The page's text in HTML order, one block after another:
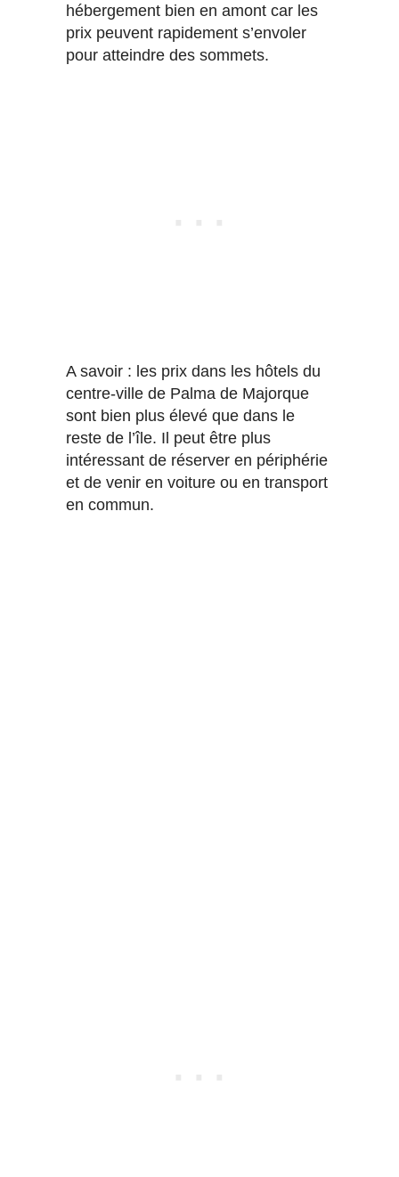
hébergement bien en amont car les
prix peuvent rapidement s’envoler
pour atteindre des sommets.
A savoir : les prix dans les hôtels du
centre-ville de Palma de Majorque
sont bien plus élevé que dans le
reste de l’île. Il peut être plus
intéressant de réserver en périphérie
et de venir en voiture ou en transport
en commun.